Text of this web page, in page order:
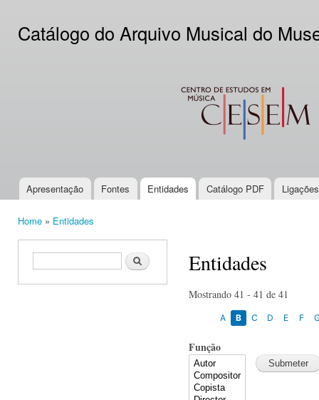
Catálogo do Arquivo Musical do
CESEM
Main menu
Apresentação Fontes Entidades Catálogo PDF
Home » Entidades
Search form Search Entidades
Mostrando 41 - 41 de 41
A B C D E F
Função